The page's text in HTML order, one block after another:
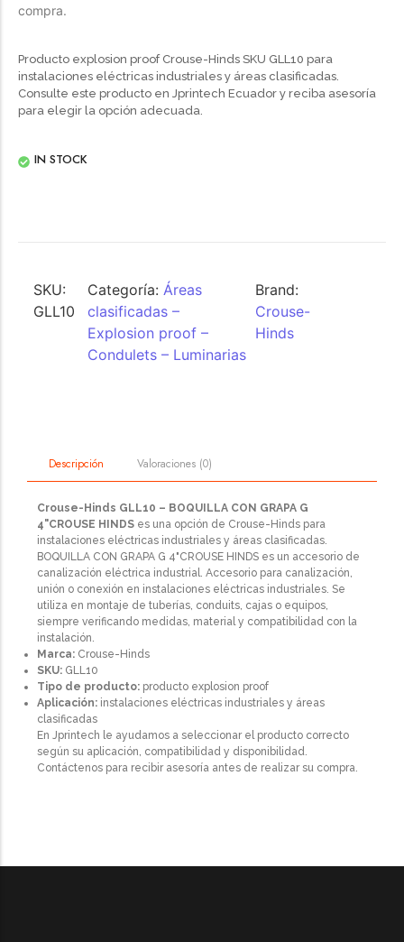
compra.
Producto explosion proof Crouse-Hinds SKU GLL10 para
instalaciones eléctricas industriales y áreas clasificadas.
Consulte este producto en Jprintech Ecuador y reciba asesoría
para elegir la opción adecuada.
IN STOCK
SKU:
GLL10
Categoría: Áreas
clasificadas –
Explosion proof –
Condulets – Luminarias
Brand:
Crouse-
Hinds
Descripción Valoraciones (0)
Crouse-Hinds GLL10 – BOQUILLA CON GRAPA G
4"CROUSE HINDS es una opción de Crouse-Hinds para
instalaciones eléctricas industriales y áreas clasificadas.
BOQUILLA CON GRAPA G 4"CROUSE HINDS es un accesorio de
canalización eléctrica industrial. Accesorio para canalización,
unión o conexión en instalaciones eléctricas industriales. Se
utiliza en montaje de tuberías, conduits, cajas o equipos,
siempre verificando medidas, material y compatibilidad con la
instalación.
Marca: Crouse-Hinds
SKU: GLL10
Tipo de producto: producto explosion proof
Aplicación: instalaciones eléctricas industriales y áreas
clasificadas
En Jprintech le ayudamos a seleccionar el producto correcto
según su aplicación, compatibilidad y disponibilidad.
Contáctenos para recibir asesoría antes de realizar su compra.